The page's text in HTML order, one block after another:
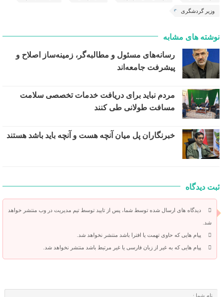
وزیر گردشگری
نوشته های مشابه
رسانه‌های مسئول و مطالبه‌گر، زمینه‌ساز اصلاح و
پیشرفت جامعه‌اند
مردم نباید برای دریافت خدمات تخصصی سلامت
مسافت طولانی طی کنند
خبرنگاران پل میان آنچه هست و آنچه باید باشد هستند
ثبت دیدگاه
دیدگاه های ارسال شده توسط شما، پس از تایید توسط تیم مدیریت در وب منتشر خواهد
شد.
پیام هایی که حاوی تهمت یا افترا باشد منتشر نخواهد شد.
پیام هایی که به غیر از زبان فارسی یا غیر مرتبط باشد منتشر نخواهد شد.